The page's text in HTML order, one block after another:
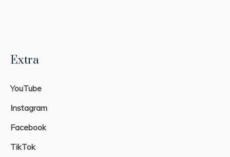
Extra
YouTube
Instagram
Facebook
TikTok